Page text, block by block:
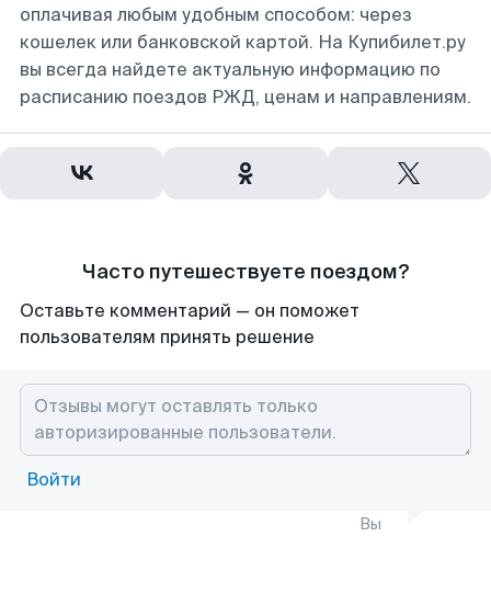
оплачивая любым удобным способом: через
кошелек или банковской картой. На Купибилет.ру
вы всегда найдете актуальную информацию по
расписанию поездов РЖД, ценам и направлениям.
Часто путешествуете поездом?
Оставьте комментарий — он поможет
пользователям принять решение
Войти
Вы